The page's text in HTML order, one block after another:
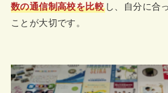
数の通信制高校を比較し、自分に合
ことが大切です。